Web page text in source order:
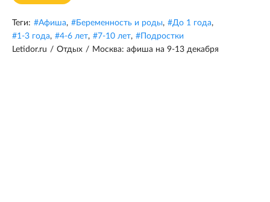
Теги: #Афиша, #Беременность и роды, #До 1 года,
#1-3 года, #4-6 лет, #7-10 лет, # Подростки
Letidor.ru / Отдых / Москва: афиша на 9-13 декабря